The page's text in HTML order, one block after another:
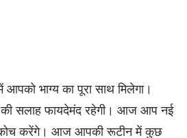
भाग्य का पूरा साथ मिलेगा।
की सलाह फायदेमंद रहेगी। आज आप नई
करेंगे। आज आपकी रूटीन में कुछ